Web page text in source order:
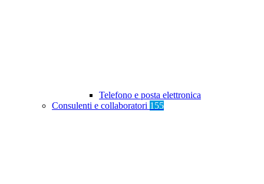
Telefono e posta elettronica
Consulenti e collaboratori 155